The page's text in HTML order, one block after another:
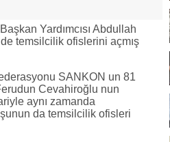
Yardımcısı Abdullah
temsilcilik ofislerini açmış
SANKON un 81
Cevahiroğlu nun
aynı zamanda
da temsilcilik ofisleri